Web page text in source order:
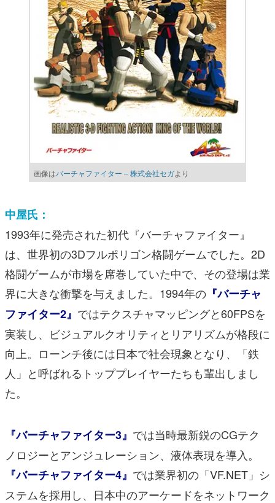
画像はバーチャファイター – 株式会社セガより
中屋氏：
1993年に発売された初代『バーチャファイター』
は、世界初の3Dフルポリゴン格闘ゲームでした。2D
格闘ゲームが市場を席巻していた中で、その登場は業
界に大きな衝撃を与えました。1994年の 『バーチャ
ファイター2』 ではテクスチャマッピングと60FPSを
実装し、ビジュアルクオリティとリアリズムが格段に
向上。ローンチ後には日本で社会現象となり、「鉄
人」と呼ばれるトッププレイヤーたちも輩出しまし
た。
『バーチャファイター3』 では当時最新鋭のCGテク
ノロジーとアンジュレーション、液体表現を導入。
『バーチャファイター4』 では業界初の「VF.NET」シ
ステムを採用し、日本中のアーケードをネットワーク